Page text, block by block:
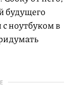
будущего
с ноутбуком в